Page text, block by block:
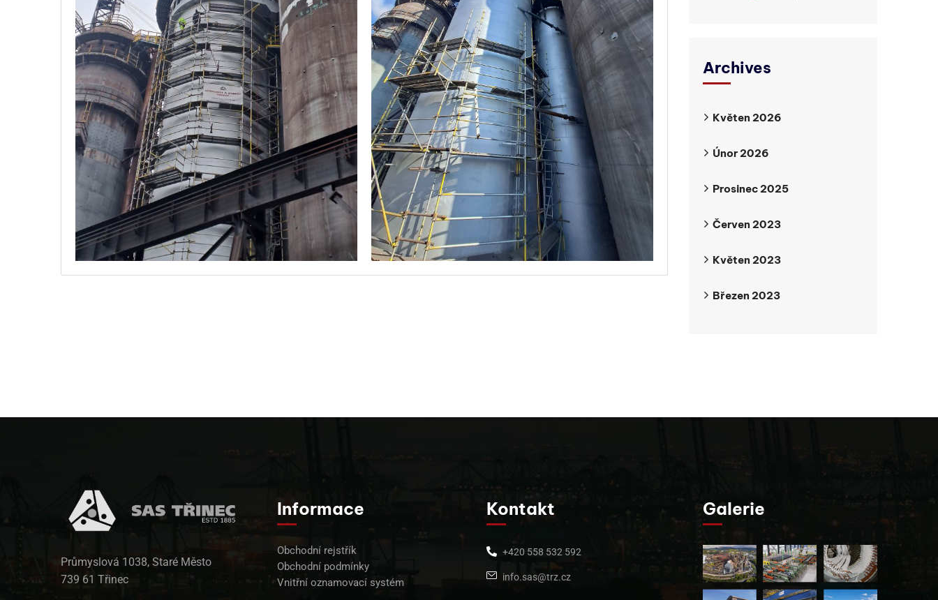
Archives
Květen 2026
Únor 2026
Prosinec 2025
Červen 2023
Květen 2023
Březen 2023
Průmyslová 1038, Staré Město
739 61 Třinec
Informace
Obchodní rejstřík
Obchodní podmínky
Vnitřní oznamovací systém
Kontakt
+420 558 532 592
info.sas@trz.cz
Galerie